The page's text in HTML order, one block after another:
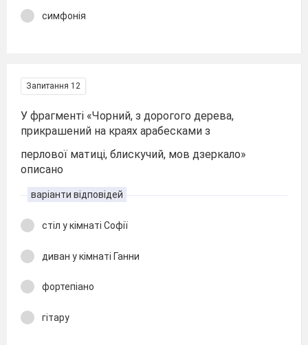
симфонія
Запитання 12
У фрагменті «Чорний, з дорогого дерева,
прикрашений на краях арабесками з
перлової матиці, блискучий, мов дзеркало»
описано
варіанти відповідей
стіл у кімнаті Софії
диван у кімнаті Ганни
фортепіано
гітару